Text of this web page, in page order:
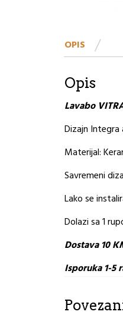
OPIS
Opis
Lavabo
Dizajn
Materijal:
Savremeni
Lako se
Dolazi sa 1
Dostava 10
Isporuka 1-5